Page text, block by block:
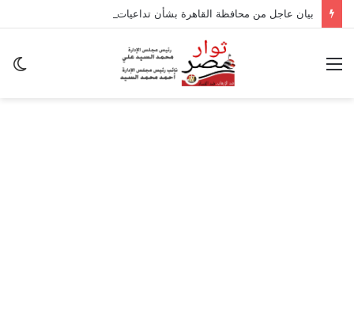
بيان عاجل من محافظة القاهرة بشأن تداعيات الزلزال
القائمة